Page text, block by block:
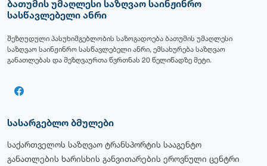
ბათუმის უმაღლესი საზღვაო საინჟინრო
სასწავლებელი ანრი
შეზღუდული პასუხიმგებლობის საზოგადოება ბათუმის უმაღლესი
საზღვაო საინჟინრო სასწავლებელი ანრი, ემსახურება საზღვაო
განათლებას და მეზღვაურთა წვრთნას 20 წელიწადზე მეტი.
სასარგებლო ბმულები
საქართველოს საზღვაო ტრანსპორტის სააგენტო
განათლების ხარისხის განვითარების ეროვნული ცენტრი